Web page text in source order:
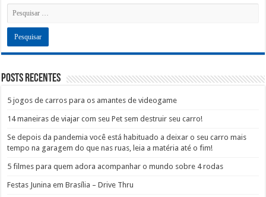
Posts recentes
5 jogos de carros para os amantes de videogame
14 maneiras de viajar com seu Pet sem destruir seu carro!
Se depois da pandemia você está habituado a deixar o seu carro mais
tempo na garagem do que nas ruas, leia a matéria até o fim!
5 filmes para quem adora acompanhar o mundo sobre 4 rodas
Festas Junina em Brasília – Drive Thru